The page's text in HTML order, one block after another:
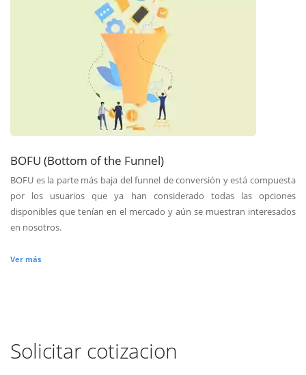
BOFU (Bottom of the Funnel)
BOFU es la parte más baja del funnel de conversión y está compuesta
por los usuarios que ya han considerado todas las opciones
disponibles que tenían en el mercado y aún se muestran interesados
en nosotros.
Ver más
Solicitar cotizacion